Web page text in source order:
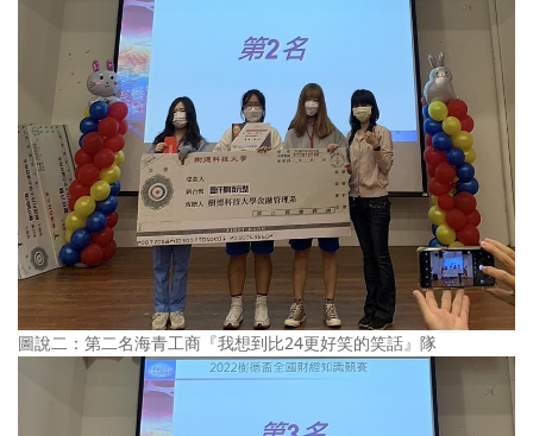
圖說二：第二名海青工商『我想到比24更好笑的笑話』隊